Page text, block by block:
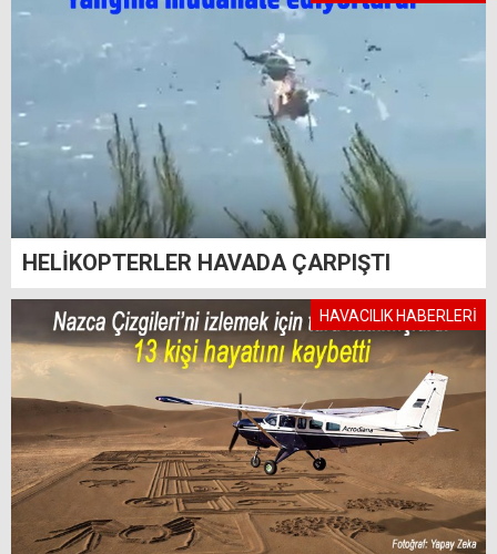
HELİKOPTERLER HAVADA ÇARPIŞTI
HAVACILIK HABERLERİ